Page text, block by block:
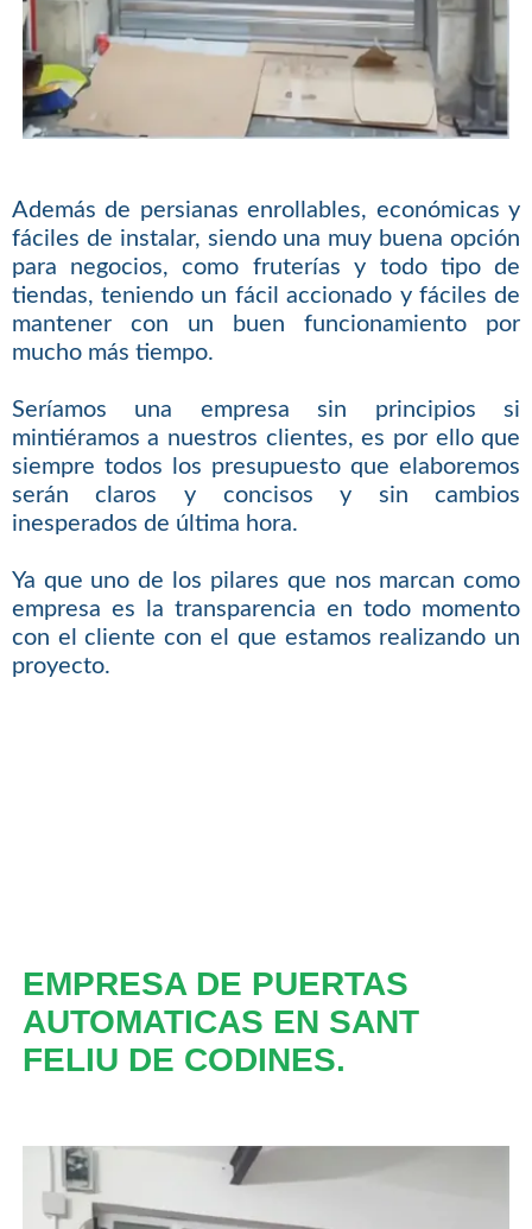
Además de persianas enrollables, económicas y
fáciles de instalar, siendo una muy buena opción
para negocios, como fruterías y todo tipo de
tiendas, teniendo un fácil accionado y fáciles de
mantener con un buen funcionamiento por
mucho más tiempo.
Seríamos una empresa sin principios si
mintiéramos a nuestros clientes, es por ello que
siempre todos los presupuesto que elaboremos
serán claros y concisos y sin cambios
inesperados de última hora.
Ya que uno de los pilares que nos marcan como
empresa es la transparencia en todo momento
con el cliente con el que estamos realizando un
proyecto.
EMPRESA DE PUERTAS
AUTOMATICAS EN SANT
FELIU DE CODINES.